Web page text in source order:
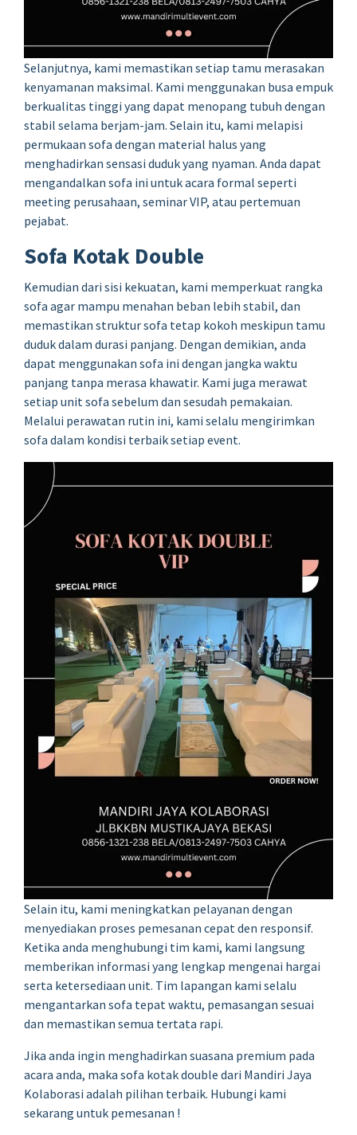
Selanjutnya, kami memastikan setiap tamu merasakan
kenyamanan maksimal. Kami menggunakan busa empuk
berkualitas tinggi yang dapat menopang tubuh dengan
stabil selama berjam-jam. Selain itu, kami melapisi
permukaan sofa dengan material halus yang
menghadirkan sensasi duduk yang nyaman. Anda dapat
mengandalkan sofa ini untuk acara formal seperti
meeting perusahaan, seminar VIP, atau pertemuan
pejabat.
Sofa Kotak Double
Kemudian dari sisi kekuatan, kami memperkuat rangka
sofa agar mampu menahan beban lebih stabil, dan
memastikan struktur sofa tetap kokoh meskipun tamu
duduk dalam durasi panjang. Dengan demikian, anda
dapat menggunakan sofa ini dengan jangka waktu
panjang tanpa merasa khawatir. Kami juga merawat
setiap unit sofa sebelum dan sesudah pemakaian.
Melalui perawatan rutin ini, kami selalu mengirimkan
sofa dalam kondisi terbaik setiap event.
Selain itu, kami meningkatkan pelayanan dengan
menyediakan proses pemesanan cepat den responsif.
Ketika anda menghubungi tim kami, kami langsung
memberikan informasi yang lengkap mengenai hargai
serta ketersediaan unit. Tim lapangan kami selalu
mengantarkan sofa tepat waktu, pemasangan sesuai
dan memastikan semua tertata rapi.
Jika anda ingin menghadirkan suasana premium pada
acara anda, maka sofa kotak double dari Mandiri Jaya
Kolaborasi adalah pilihan terbaik. Hubungi kami
sekarang untuk pemesanan !